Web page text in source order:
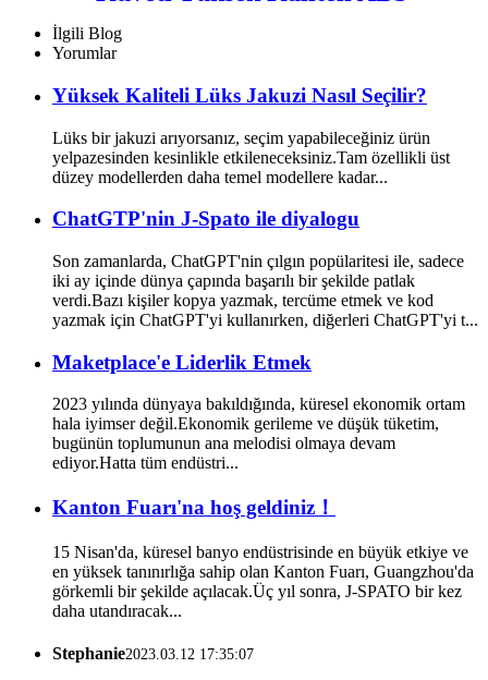
İlgili Blog
Yorumlar
Yüksek Kaliteli Lüks Jakuzi Nasıl Seçilir?
Lüks bir jakuzi arıyorsanız, seçim yapabileceğiniz ürün
yelpazesinden kesinlikle etkileneceksiniz.Tam özellikli üst
düzey modellerden daha temel modellere kadar...
ChatGTP'nin J-Spato ile diyalogu
Son zamanlarda, ChatGPT'nin çılgın popülaritesi ile, sadece
iki ay içinde dünya çapında başarılı bir şekilde patlak
verdi.Bazı kişiler kopya yazmak, tercüme etmek ve kod
yazmak için ChatGPT'yi kullanırken, diğerleri ChatGPT'yi t...
Maketplace'e Liderlik Etmek
2023 yılında dünyaya bakıldığında, küresel ekonomik ortam
hala iyimser değil.Ekonomik gerileme ve düşük tüketim,
bugünün toplumunun ana melodisi olmaya devam
ediyor.Hatta tüm endüstri...
Kanton Fuarı'na hoş geldiniz！
15 Nisan'da, küresel banyo endüstrisinde en büyük etkiye ve
en yüksek tanınırlığa sahip olan Kanton Fuarı, Guangzhou'da
görkemli bir şekilde açılacak.Üç yıl sonra, J-SPATO bir kez
daha utandıracak...
Stephanie2023.03.12 17:35:07